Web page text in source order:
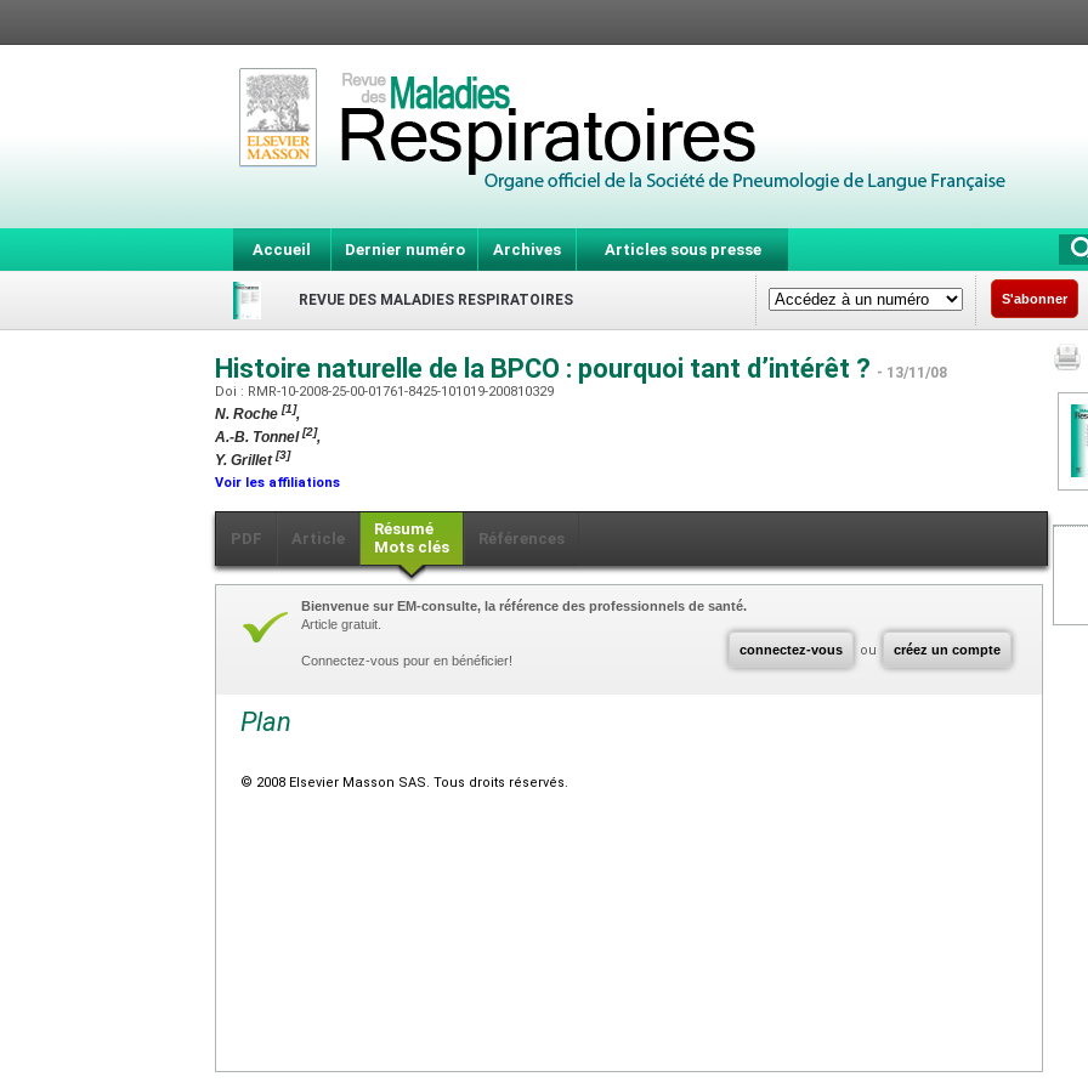
Accueil Dernier numéro Archives Articles sous presse
REVUE DES MALADIES RESPIRATOIRES S'abonner
Histoire naturelle de la BPCO : pourquoi tant d’intérêt ? - 13/11/08
Doi : RMR-10-2008-25-00-01761-8425-101019-200810329
N. Roche [1],
A.-B. Tonnel[2],
Y. Grillet[3]
Voir les affiliations
PDF Article
Résumé
Mots clés
Références
connectez-vous ou créez un compte
Bienvenue sur EM-consulte, la référence des professionnels de santé.
Article gratuit.
Connectez-vous pour en bénéficier!
Plan
© 2008 Elsevier Masson SAS. Tous droits réservés.